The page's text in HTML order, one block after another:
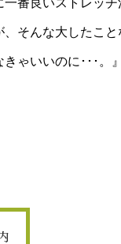
番良いストレッ
そんな大したこと
きゃいいのに･･･。